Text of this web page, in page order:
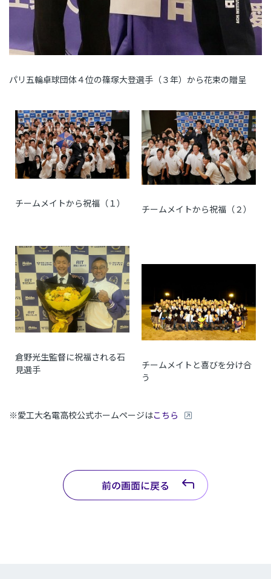
パリ五輪卓球団体４位の篠塚大登選手（３年）から花束の贈呈
チームメイトから祝福（１） チームメイトから祝福（２）
倉野光生監督に祝福される石
見選手
チームメイトと喜びを分け合
う
※愛工大名電高校公式ホームページはこちら
前の画面に戻る